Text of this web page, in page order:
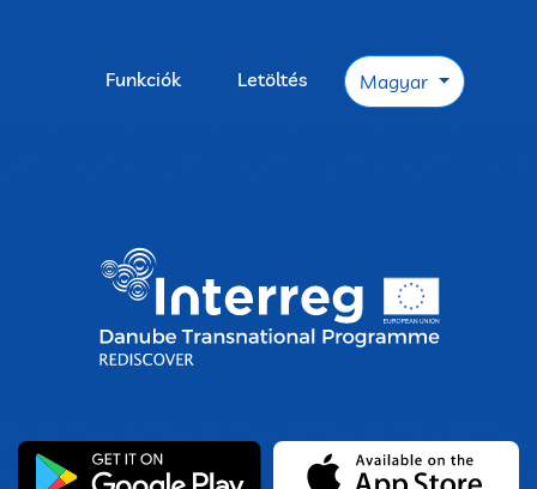
Funkciók Letöltés Magyar